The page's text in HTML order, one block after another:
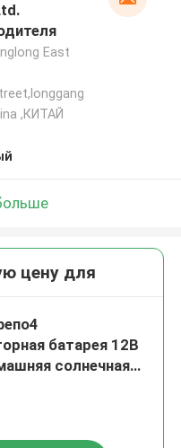
East
,КИТАЙ
цену для
батарея 12В
солнечная